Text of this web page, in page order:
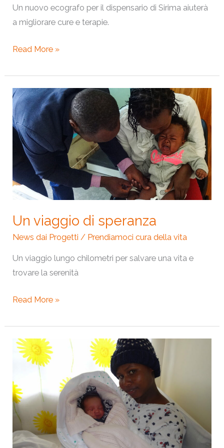
Un nuovo ecografo per il dispensario di Sirima aiuterà
a migliorare cure e terapie.
Read More »
Un viaggio di speranza
News dai Progetti / Prendiamoci cura della vita
Un viaggio lungo chilometri per salvare una vita e
trovare la serenità
Un
viaggio
di
speranza
Read More »
Stephen